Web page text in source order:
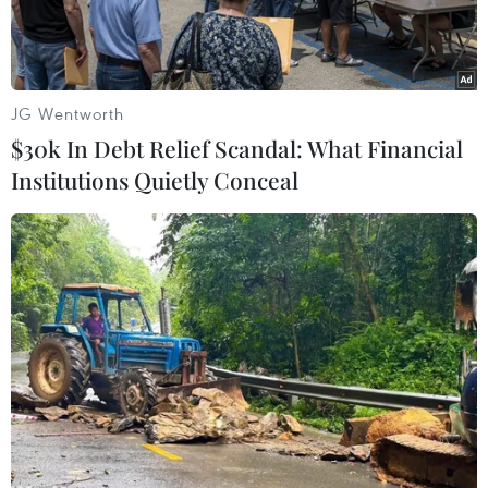
Người dân Palestine nhận lương thực cứu trợ tại một trung tâm
phân phối của Cơ quan cứu trợ và hành động của Liên hợp
quốc (UNRWA) tại trại tị nạn ở Rafah, Dải Gaza. (Ảnh:
AFP/TTXVN)
Ngày 26/10, Hội đồng Bảo an Liên hợp quốc đã
JG Wentworth
$30k In Debt Relief Scandal: What Financial
Institutions Quietly Conceal